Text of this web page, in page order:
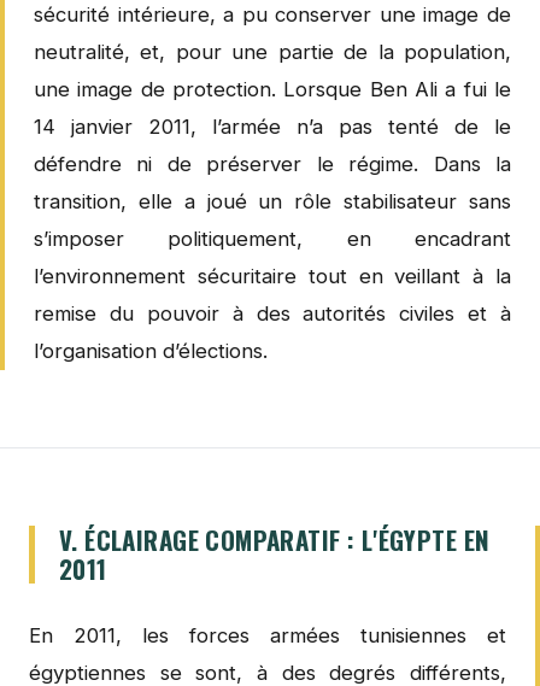
sécurité intérieure, a pu conserver une image de
neutralité, et, pour une partie de la population,
une image de protection. Lorsque Ben Ali a fui le
14 janvier 2011, l’armée n’a pas tenté de le
défendre ni de préserver le régime. Dans la
transition, elle a joué un rôle stabilisateur sans
s’imposer politiquement, en encadrant
l’environnement sécuritaire tout en veillant à la
remise du pouvoir à des autorités civiles et à
l’organisation d’élections.
V. ÉCLAIRAGE COMPARATIF : L'ÉGYPTE EN
2011
En 2011, les forces armées tunisiennes et
égyptiennes se sont, à des degrés différents,